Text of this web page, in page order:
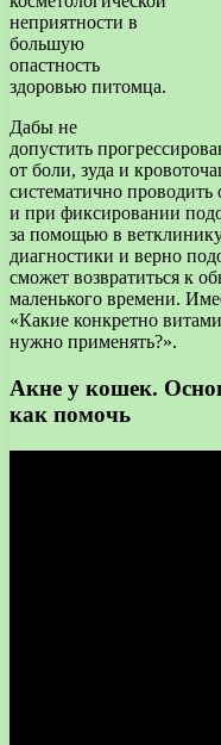
неприятности в
большую
опастность
здоровью питомца.
Дабы не
допустить
от боли, зуда и
систематично
и при фиксировании
за помощью в
диагностики и верно
сможет возвратиться к
маленького времени.
«Какие конкретно
нужно применять?».
Акне у кошек.
как помочь